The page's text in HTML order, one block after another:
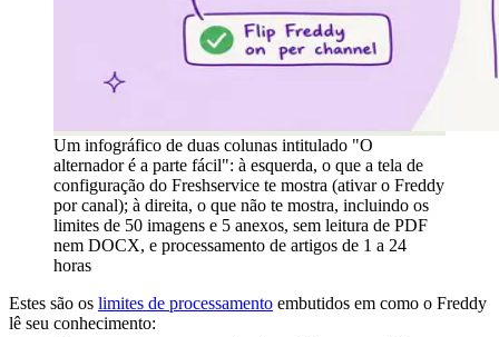
Um infográfico de duas colunas intitulado "O
alternador é a parte fácil": à esquerda, o que a tela de
configuração do Freshservice te mostra (ativar o Freddy
por canal); à direita, o que não te mostra, incluindo os
limites de 50 imagens e 5 anexos, sem leitura de PDF
nem DOCX, e processamento de artigos de 1 a 24
horas
Estes são os limites de processamento embutidos em como o Freddy
lê seu conhecimento: